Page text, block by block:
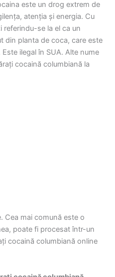
este un drog extrem de
atenția și energia. Cu
referindu-se la el ca un
din planta de coca, care este
ilegal în SUA. Alte nume
cocaină columbiană la
Cea mai comună este o
poate fi procesat într-un
cocaină columbiană online